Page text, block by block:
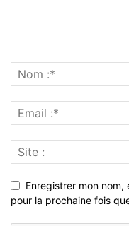
Enregistrer mon
pour la prochaine fois